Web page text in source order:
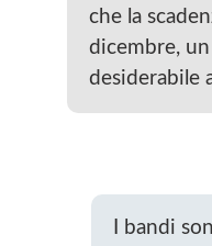
che la
dicembre,
desiderabile
I bandi